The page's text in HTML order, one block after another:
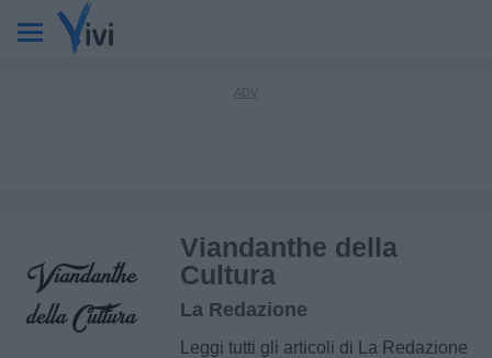
Viandanthe della
Cultura
La Redazione
Leggi tutti gli articoli di La Redazione